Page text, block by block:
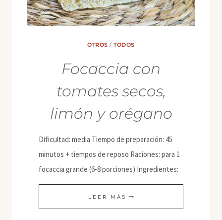
OTROS /TODOS
Focaccia con
tomates secos,
limón y orégano
Dificultad: media Tiempo de preparación: 45
minutos + tiempos de reposo Raciones: para 1
focaccia grande (6-8 porciones) Ingredientes:
LEER MÁS FOCACCIA
CON